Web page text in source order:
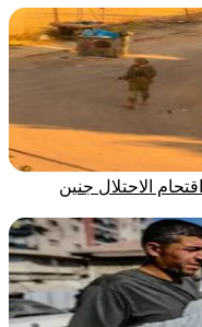
الاحتلال جنين